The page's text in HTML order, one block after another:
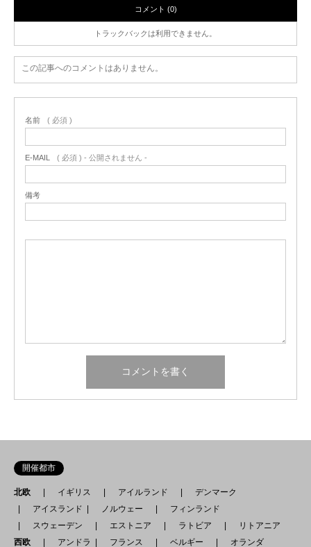
コメント (0)
トラックバックは利用できません。
この記事へのコメントはありません。
名前 ( 必須 )
E-MAIL ( 必須 ) - 公開されません -
備考
開催都市
北欧 イギリス アイルランド
デンマーク
アイスランド
ノルウェー
フィンランド
スウェーデン
エストニア ラトビア
リトアニア
西欧
アンドラ フランス ベルギー
オランダ